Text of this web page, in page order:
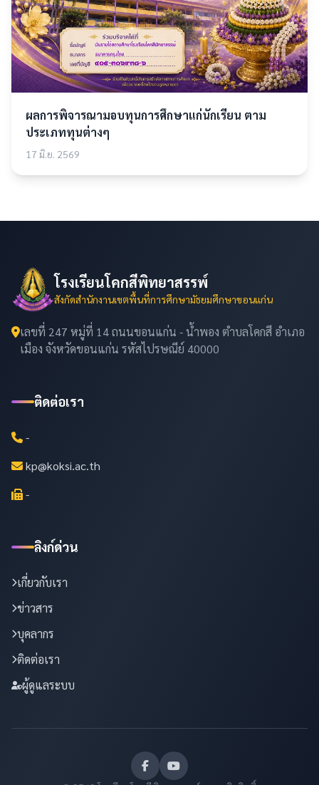
ผลการพิจารณามอบทุนการศึกษาแก่นักเรียน ตาม
ประเภททุนต่างๆ
17 มิ.ย. 2569
โรงเรียนโคกสีพิทยาสรรพ์
สังกัดสำนักงานเขตพื้นที่การศึกษามัธยมศึกษาขอนแก่น
เลขที่ 247 หมู่ที่ 14 ถนนขอนแก่น - น้ำพอง ตำบลโคกสี อำเภอ
เมือง จังหวัดขอนแก่น รหัสไปรษณีย์ 40000
ติดต่อเรา
-
kp@koksi.ac.th
-
ลิงก์ด่วน
เกี่ยวกับเรา
ข่าวสาร
บุคลากร
ติดต่อเรา
ผู้ดูแลระบบ